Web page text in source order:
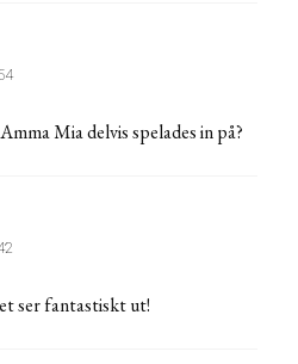
Mia delvis spelades in på?
ser fantastiskt ut!